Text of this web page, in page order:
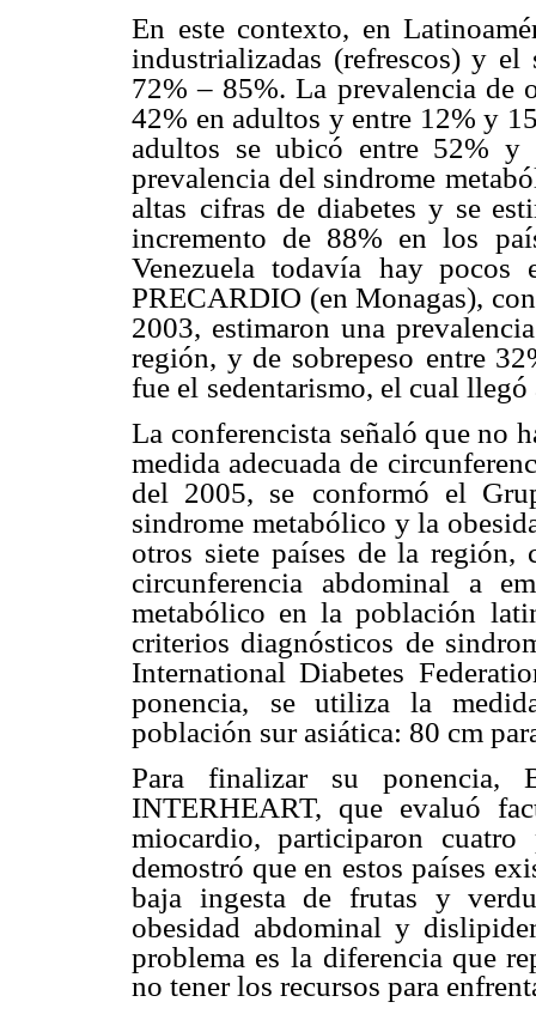
En este contexto, en
industrializadas (refrescos) y el
72% – 85%. La prevalencia de
42% en adultos y entre 12% y
adultos se ubicó entre 52% y
prevalencia del sindrome
altas cifras de diabetes y se
incremento de 88% en los
Venezuela todavía hay pocos
PRECARDIO (en Monagas),
2003, estimaron una
región, y de sobrepeso entre
fue el sedentarismo, el cual llegó
La conferencista señaló que no
medida adecuada de
del 2005, se conformó el
sindrome metabólico y la
otros siete países de la región,
circunferencia
abdominal a
metabólico en la población
criterios diagnósticos de
International Diabetes
ponencia,
se utiliza la
población sur asiática: 80 cm
Para finalizar su ponencia,
INTERHEART, que evaluó
miocardio, participaron cuatro
demostró que en estos países
baja ingesta de frutas y
obesidad abdominal y
problema es la diferencia que
no tener los recursos para